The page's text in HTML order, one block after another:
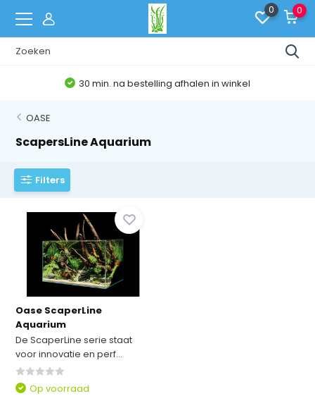
0 0
30 min. na bestelling afhalen in winkel
OASE
ScapersLine Aquarium
Filters
Oase ScaperLine
Aquarium
De ScaperLine serie staat
voor innovatie en perf...
Op voorraad